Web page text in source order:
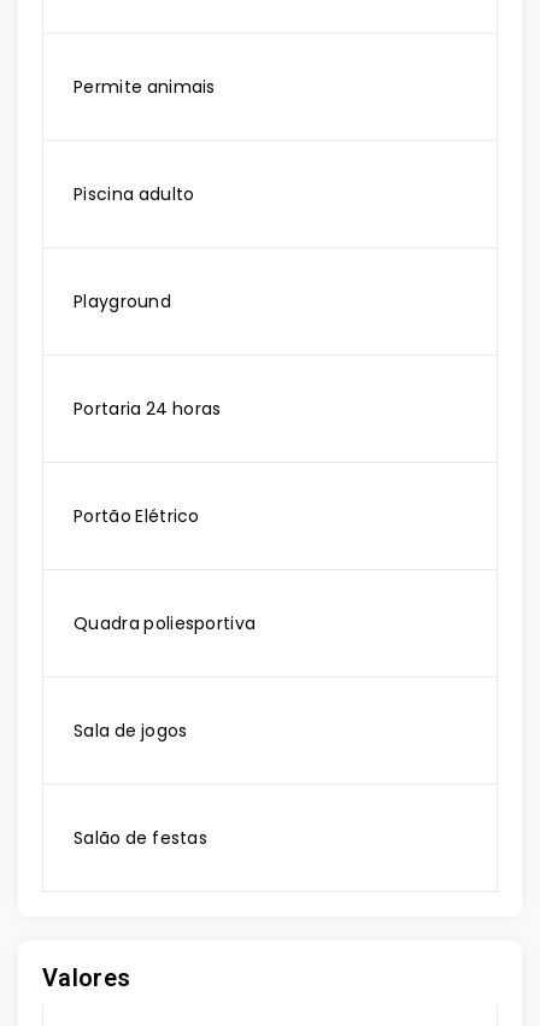
Permite animais
Piscina adulto
Playground
Portaria 24 horas
Portão Elétrico
Quadra poliesportiva
Sala de jogos
Salão de festas
Valores